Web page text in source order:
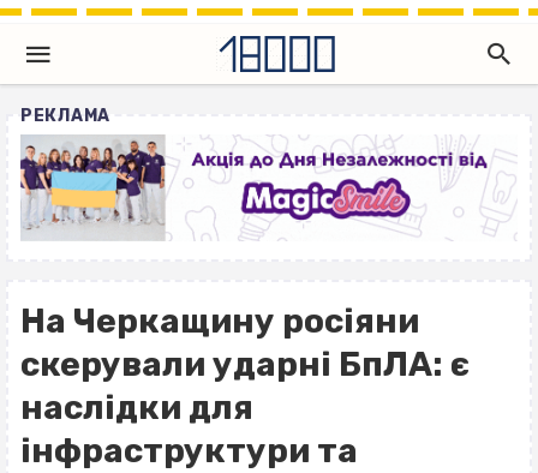
РЕКЛАМА
На Черкащину росіяни
скерували ударні БпЛА: є
наслідки для
інфраструктури та